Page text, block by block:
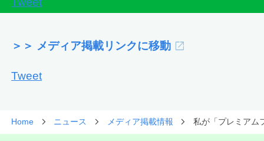
＞＞ メディア掲載リンクに移動
Tweet
Home ニュース メディア掲載情報 私が「プレミアム